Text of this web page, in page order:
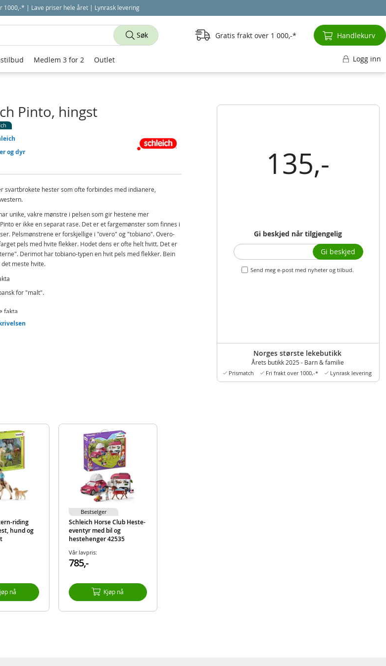
1000,-* | Lave priser hele året | Lynrask levering
135,-
Gi beskjed når tilgjengelig
Send meg e-post med nyheter og tilbud.
Gi beskjed
Norges største lekebutikk
Årets butikk 2025 - Barn & familie
Prismatch Fri frakt over 1000,-* Lynrask levering
Pinto, hingst
og dyr
svartbrokete hester som ofte forbindes med indianere,
unike, vakre mønstre i pelsen som gir hestene mer
er ikke en separat rase. Det er et fargemønster som finnes i
Pelsmønstrene er forskjellige i "overo" og "tobiano". Overo-
pels med hvite flekker. Hodet dens er ofte helt hvitt. Det er
Derimot har tobiano-typen en hvit pels med flekker. Bein
meste hvite.
for "malt".
fakta
navn: Equus ferus caballus
4005086137943
riding
hund og
nå
Schleich Horse Club Heste-
eventyr med bil og
hestehenger 42535
Vår lavpris:
785,-
Kjøp nå
Bestselger
Søk Gratis frakt over 1 000,- Handlekurv
Medlem 3 for 2 Outlet Logg inn